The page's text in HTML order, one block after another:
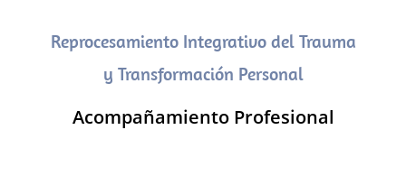
Reprocesamiento Integrativo del Trauma
y Transformación Personal
Acompañamiento Profesional